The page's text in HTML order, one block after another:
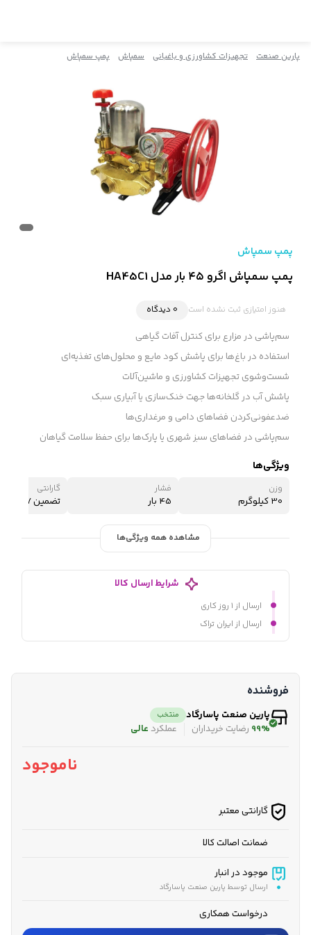
پارین صنعت تجهیزات کشاورزی و باغبانی سمپاش پمپ سمپاش
پمپ سمپاش
پمپ سمپاش اگرو ۴۵ بار مدل HA45C1
هنوز امتیازی ثبت نشده است 0 دیدگاه
سم‌پاشی در مزارع برای کنترل آفات گیاهی
استفاده در باغ‌ها برای پاشش کود مایع و محلول‌های تغذیه‌ای
شست‌وشوی تجهیزات کشاورزی و ماشین‌آلات
پاشش آب در گلخانه‌ها جهت خنک‌سازی یا آبیاری سبک
ضدعفونی‌کردن فضاهای دامی و مرغداری‌ها
سم‌پاشی در فضاهای سبز شهری یا پارک‌ها برای حفظ سلامت گیاهان
ویژگی‌ها
وزن
30 کیلوگرم
فشار
45 بار
گارانتی
تضمین 7 روز بازگشت کالا
مشاهده همه ویژگی‌ها
شرایط ارسال کالا
ارسال از ۱ روز کاری
ارسال از ایران تراک
فروشنده
پارین صنعت پاسارگاد منتخب
99% رضایت خریداران عملکرد عالی
ناموجود
گارانتی معتبر
ضمانت اصالت کالا
موجود در انبار
ارسال توسط پارین صنعت پاسارگاد
درخواست همکاری